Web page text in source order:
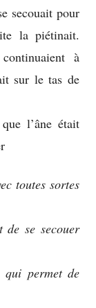
secouait pour
la piétinait.
à
sur le tas de
l’âne était
toutes sortes
se secouer
qui permet de